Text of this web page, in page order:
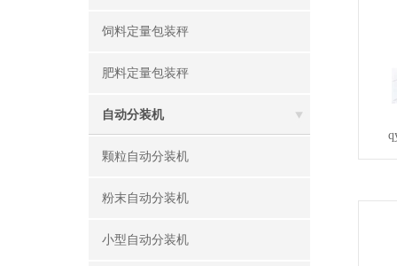
饲料定量包装秤
肥料定量包装秤
自动分装机
颗粒自动分装机
粉末自动分装机
小型自动分装机